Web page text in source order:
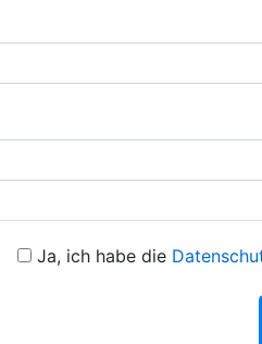
Ja, ich habe die